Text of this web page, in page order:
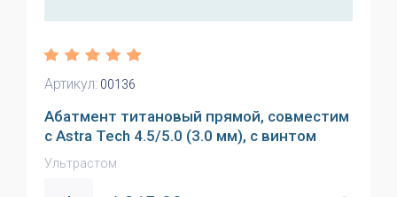
Артикул: 00136
Абатмент титановый прямой, совместим
с Astra Tech 4.5/5.0 (3.0 мм), с винтом
Ультрастом